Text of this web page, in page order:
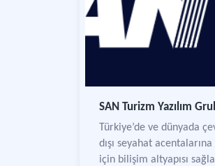
SAN Turizm Yazılım
Türkiye’de ve dünyada
dışı seyahat
için bilişim altyapısı